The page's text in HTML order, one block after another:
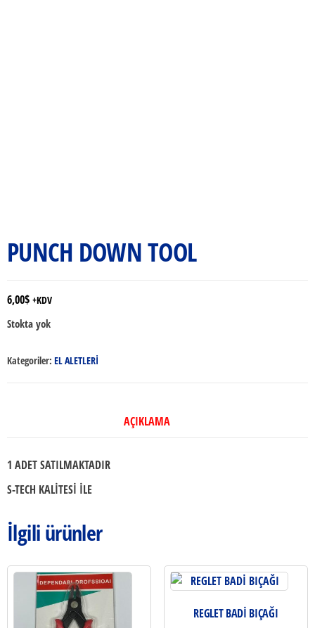
PUNCH DOWN TOOL
6,00$ +KDV
Stokta yok
Kategoriler: EL ALETLERİ
AÇIKLAMA
1 ADET SATILMAKTADIR
S-TECH KALİTESİ İLE
İlgili ürünler
REGLET BADİ BIÇAĞI